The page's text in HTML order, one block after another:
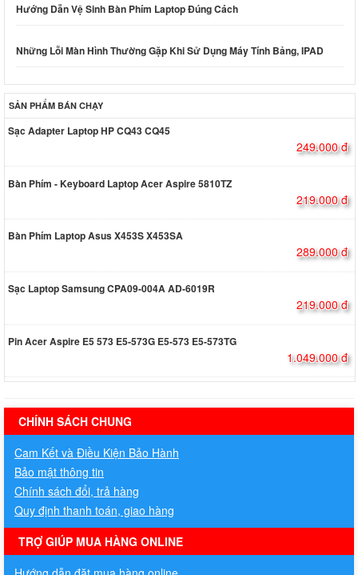
Hướng Dẫn Vệ Sinh Bàn Phím Laptop Đúng Cách
Những Lỗi Màn Hình Thường Gặp Khi Sử Dụng Máy Tính Bảng, IPAD
SẢN PHẨM BÁN CHẠY
Sạc Adapter Laptop HP CQ43 CQ45
249.000 đ
Bàn Phím - Keyboard Laptop Acer Aspire 5810TZ
219.000 đ
Bàn Phím Laptop Asus X453S X453SA
289.000 đ
Sạc Laptop Samsung CPA09-004A AD-6019R
219.000 đ
Pin Acer Aspire E5 573 E5-573G E5-573 E5-573TG
1.049.000 đ
hermes handbags outlet online
CHÍNH SÁCH CHUNG
Cam Kết và Điều Kiện Bảo Hành
Bảo mật thông tin
Chính sách đổi, trả hàng
Quy định thanh toán, giao hàng
TRỢ GIÚP MUA HÀNG ONLINE